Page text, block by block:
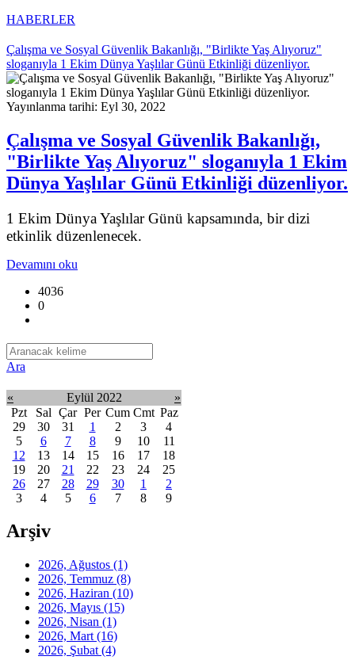
HABERLER
Çalışma ve Sosyal Güvenlik Bakanlığı, "Birlikte Yaş Alıyoruz"
sloganıyla 1 Ekim Dünya Yaşlılar Günü Etkinliği düzenliyor.
Yayınlanma tarihi: Eyl 30, 2022
Çalışma ve Sosyal Güvenlik Bakanlığı,
"Birlikte Yaş Alıyoruz" sloganıyla 1 Ekim
Dünya Yaşlılar Günü Etkinliği düzenliyor.
1 Ekim Dünya Yaşlılar Günü kapsamında, bir dizi
etkinlik düzenlenecek.
Devamını oku
4036
0
Ara
« Eylül 2022
»
Pzt
Sal Çar Per Cum Cmt Paz
29
30 31 1 2 3
4
5
6 7 8 9 10
11
12
13 14 15 16 17
18
19
20 21 22 23 24
25
26
27 28 29 30 1
2
3
4 5 6 7 8 9
Arşiv
2026, Ağustos (1)
2026, Temmuz (8)
2026, Haziran (10)
2026, Mayıs (15)
2026, Nisan (1)
2026, Mart (16)
2026, Şubat (4)